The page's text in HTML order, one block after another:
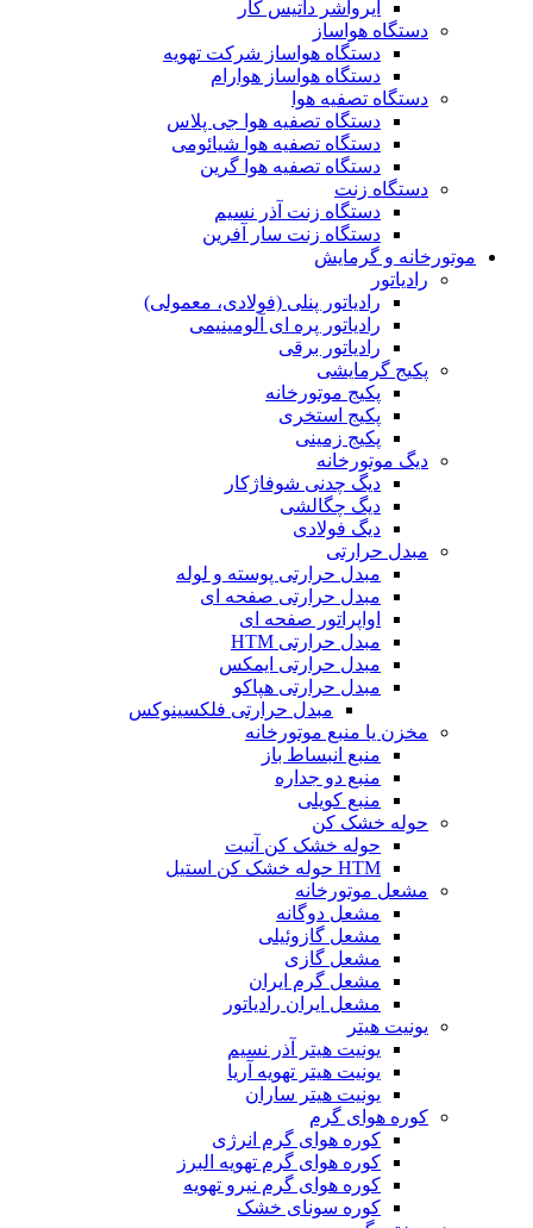
ایرواشر داتیس کار
دستگاه هواساز
دستگاه هواساز شرکت تهویه
دستگاه هواساز هوارام
دستگاه تصفیه هوا
دستگاه تصفیه هوا جی پلاس
دستگاه تصفیه هوا شیائومی
دستگاه تصفیه هوا گرین
دستگاه زنت
دستگاه زنت آذر نسیم
دستگاه زنت سار آفرین
موتورخانه و گرمایش
رادیاتور
رادیاتور پنلی (فولادی، معمولی)
رادیاتور پره ای آلومینیمی
رادیاتور برقی
پکیج گرمایشی
پکیج موتورخانه
پکیج استخری
پکیج زمینی
دیگ موتورخانه
دیگ چدنی شوفاژکار
دیگ چگالشی
دیگ فولادی
مبدل حرارتی
مبدل حرارتی پوسته و لوله
مبدل حرارتی صفحه ای
اواپراتور صفحه ای
مبدل حرارتی HTM
مبدل حرارتی ایمکس
مبدل حرارتی هپاکو
مبدل حرارتی فلکسینوکس
مخزن یا منبع موتورخانه
منبع انبساط باز
منبع دو جداره
منبع کویلی
حوله خشک کن
حوله خشک کن آنیت
HTM حوله خشک کن استیل
مشعل موتورخانه
مشعل دوگانه
مشعل گازوئیلی
مشعل گازی
مشعل گرم ایران
مشعل ایران رادیاتور
یونیت هیتر
یونیت هیتر آذر نسیم
یونیت هیتر تهویه آریا
یونیت هیتر ساران
کوره هوای گرم
کوره هوای گرم انرژی
کوره هوای گرم تهویه البرز
کوره هوای گرم نیرو تهویه
کوره سونای خشک